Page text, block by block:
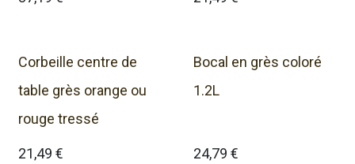
Corbeille centre de
table grès orange ou
rouge tressé
21,49 €
Bocal en grès coloré
1.2L
24,79 €